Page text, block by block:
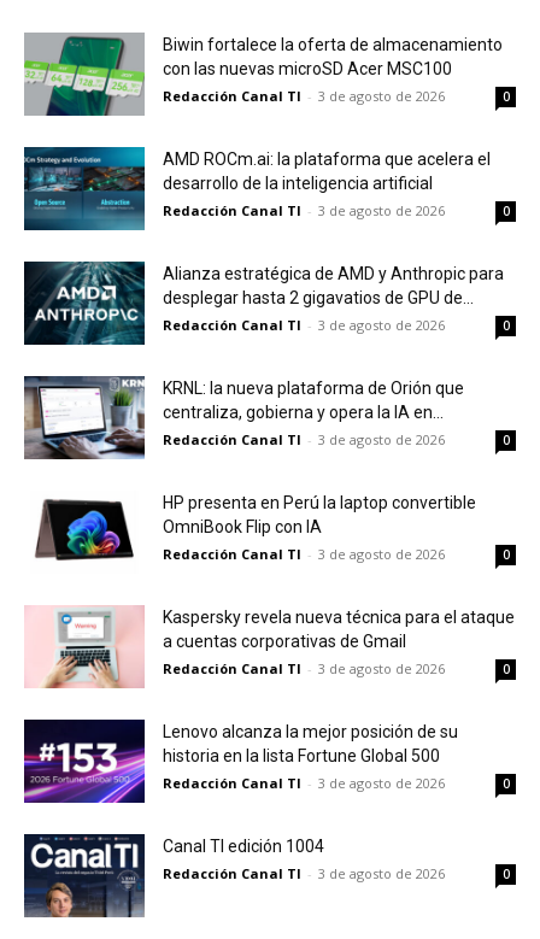
Biwin fortalece la oferta de almacenamiento
con las nuevas microSD Acer MSC100
Redacción Canal TI - 3 de agosto de 2026 0
AMD ROCm.ai: la plataforma que acelera el
desarrollo de la inteligencia artificial
Redacción Canal TI - 3 de agosto de 2026 0
Alianza estratégica de AMD y Anthropic para
desplegar hasta 2 gigavatios de GPU de...
Redacción Canal TI - 3 de agosto de 2026 0
KRNL: la nueva plataforma de Orión que
centraliza, gobierna y opera la IA en...
Redacción Canal TI - 3 de agosto de 2026 0
HP presenta en Perú la laptop convertible
OmniBook Flip con IA
Redacción Canal TI - 3 de agosto de 2026 0
Kaspersky revela nueva técnica para el ataque
a cuentas corporativas de Gmail
Redacción Canal TI - 3 de agosto de 2026 0
Lenovo alcanza la mejor posición de su
historia en la lista Fortune Global 500
Redacción Canal TI - 3 de agosto de 2026 0
Canal TI edición 1004
Redacción Canal TI - 3 de agosto de 2026 0